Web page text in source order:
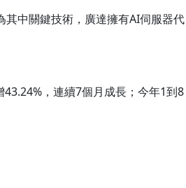
中關鍵技術，廣達擁有AI伺服器代
，連續7個月成長；今年1到8